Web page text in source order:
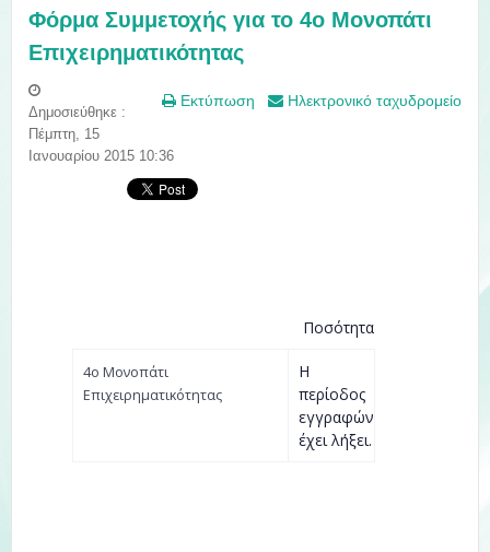
Φόρμα Συμμετοχής για το 4ο Μονοπάτι
Επιχειρηματικότητας
Εκτύπωση Ηλεκτρονικό ταχυδρομείο
Δημοσιεύθηκε :
Πέμπτη, 15
Ιανουαρίου 2015 10:36